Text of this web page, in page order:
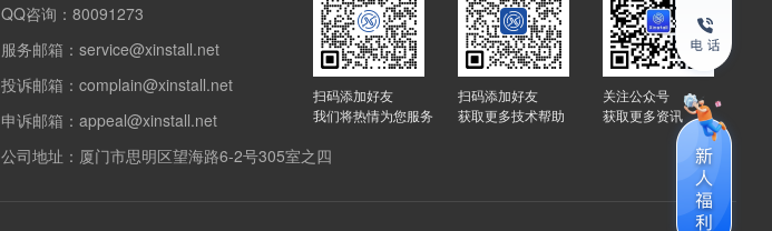
QQ咨询：80091273
服务邮箱：service@xinstall.net
投诉邮箱：complain@xinstall.net
申诉邮箱：appeal@xinstall.net
公司地址：厦门市思明区望海路6-2号305室之四
扫码添加好友
我们将热情为您服务
扫码添加好友
获取更多技术帮助
关注公众号
获取更多资讯